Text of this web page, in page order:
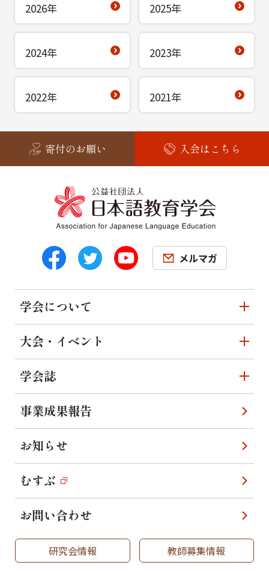
2026年 2025年
2024年 2023年
2022年 2021年
寄付のお願い 入会はこちら
メルマガ
学会について
大会・イベント
学会誌
事業成果報告
お知らせ
むすぶ
お問い合わせ
研究会情報 教師募集情報